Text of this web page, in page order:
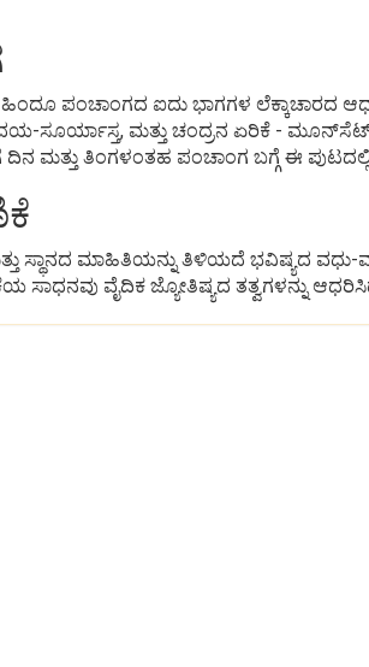
ಹಿಂದೂ ಪಂಚಾಂಗದ ಐದು ಭಾಗಗಳ ಲೆಕ್ಕಾಚಾರದ
ಸೂರ್ಯಾಸ್ತ, ಮತ್ತು ಚಂದ್ರನ ಏರಿಕೆ -
ತಿಂಗಳಂತಹ ಪಂಚಾಂಗ ಬಗ್ಗೆ ಈ ಪುಟದಲ್ಲಿ
ಸ್ಥಾನದ ಮಾಹಿತಿಯನ್ನು ತಿಳಿಯದೆ ಭವಿಷ್ಯದ
ವೈದಿಕ ಜ್ಯೋತಿಷ್ಯದ ತತ್ವಗಳನ್ನು